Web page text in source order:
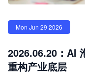
Mon Jun 29 2026
2026.06.20：AI
重构产业底层